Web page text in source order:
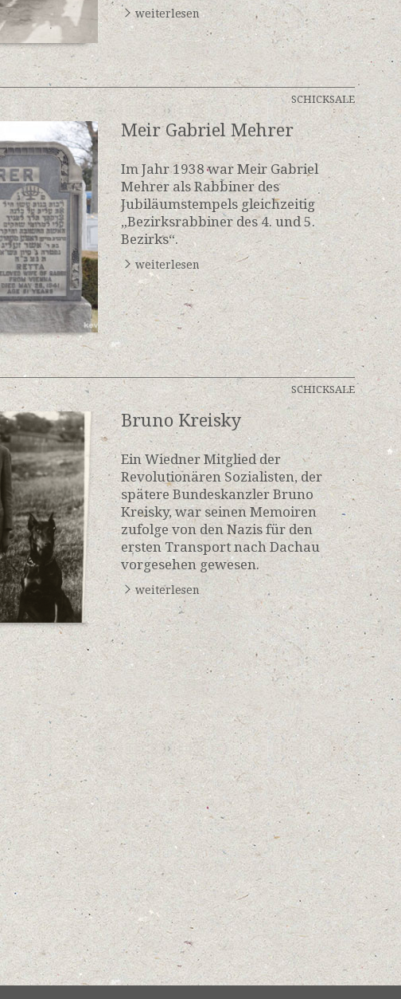
weiterlesen
SCHICKSALE
Meir Gabriel Mehrer
Im Jahr 1938 war Meir Gabriel
Mehrer als Rabbiner des
Jubiläumstempels gleichzeitig
„Bezirksrabbiner des 4. und 5.
Bezirks“.
weiterlesen
SCHICKSALE
Bruno Kreisky
Ein Wiedner Mitglied der
Revolutionären Sozialisten, der
spätere Bundeskanzler Bruno
Kreisky, war seinen Memoiren
zufolge von den Nazis für den
ersten Transport nach Dachau
vorgesehen gewesen.
weiterlesen